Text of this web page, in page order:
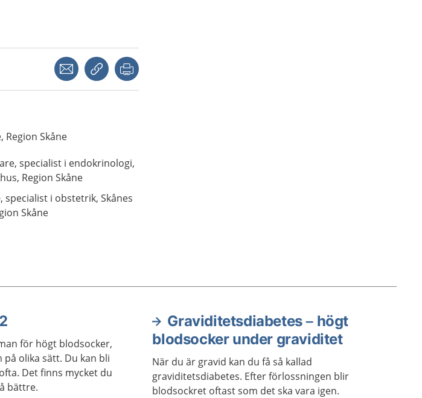
Dela via mejlKopiera länk
Region Skåne
specialist i endokrinologi,
Region Skåne
specialist i obstetrik, Skånes
Skåne
för högt blodsocker,
olika sätt. Du kan bli
Det finns mycket du
bättre.
Graviditetsdiabetes – högt
blodsocker under graviditet
När du är gravid kan du få så kallad
graviditetsdiabetes. Efter förlossningen blir
blodsockret oftast som det ska vara igen.